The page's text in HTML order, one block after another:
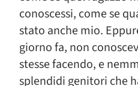
conoscessi, come se
stato anche mio.
giorno fa, non
stesse facendo, e
splendidi genitori che